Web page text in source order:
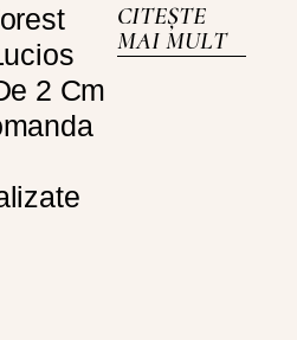
2 Cm
CITEȘTE
MAI MULT